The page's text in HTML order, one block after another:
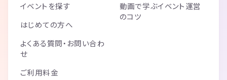
イベントを探す
はじめての方へ
よくある質問・お問い合わ
せ
ご利用料金
動画で学ぶイベント運営
のコツ